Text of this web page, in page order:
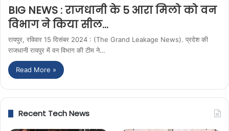
BIG NEWS : राजधानी के 5 आरा मिलो को वन
विभाग ने किया सील…
रायपुर, रविवार 15 दिसंबर 2024 : (The Grand Leakage News). प्रदेश की
राजधानी रायपुर में वन विभाग की टीम ने…
Read More »
Recent Tech News